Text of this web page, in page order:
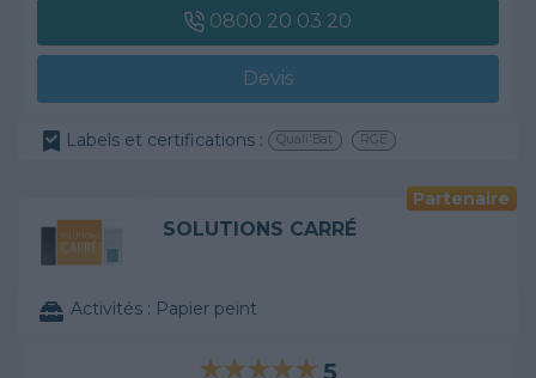
0800 20 03 20
Devis
Labels et certifications : Quali'Bat RGE
Partenaire
SOLUTIONS CARRÉ
Activités : Papier peint
5